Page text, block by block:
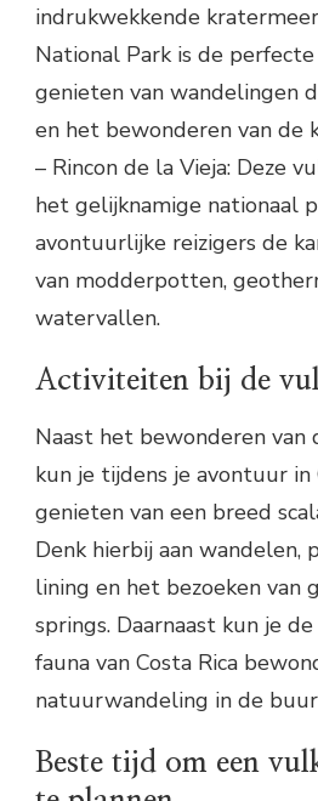
indrukwekkende
National Park is de
genieten van wandelingen
en het bewonderen van de
– Rincon de la Vieja: Deze
het gelijknamige nationaal
avontuurlijke reizigers de
van modderpotten,
watervallen.
Activiteiten bij de
Naast het bewonderen van
kun je tijdens je avontuur in
genieten van een breed
Denk hierbij aan wandelen,
lining en het bezoeken van
springs. Daarnaast kun je
fauna van Costa Rica
natuurwandeling in de
Beste tijd om een